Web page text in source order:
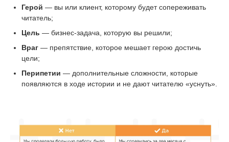
Герой — вы или клиент, которому будет сопереживать
читатель;
Цель — бизнес-задача, которую вы решили;
Враг — препятствие, которое мешает герою достичь
цели;
Перипетии — дополнительные сложности, которые
появляются в ходе истории и не дают читателю «уснуть».